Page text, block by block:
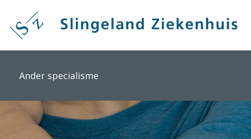
naar
Ander specialisme